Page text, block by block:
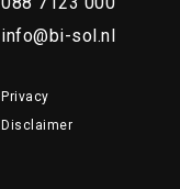
info@bi-sol.nl
Privacy
Disclaimer